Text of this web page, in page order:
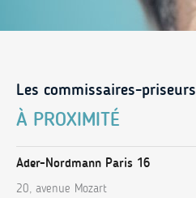
Les commissaires-priseurs
À PROXIMITÉ
Ader-Nordmann Paris 16
20, avenue Mozart